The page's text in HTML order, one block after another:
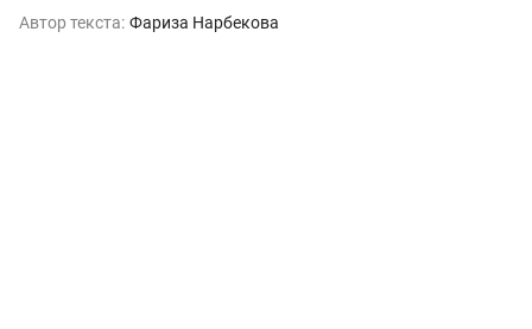
Автор текста: Фариза Нарбекова